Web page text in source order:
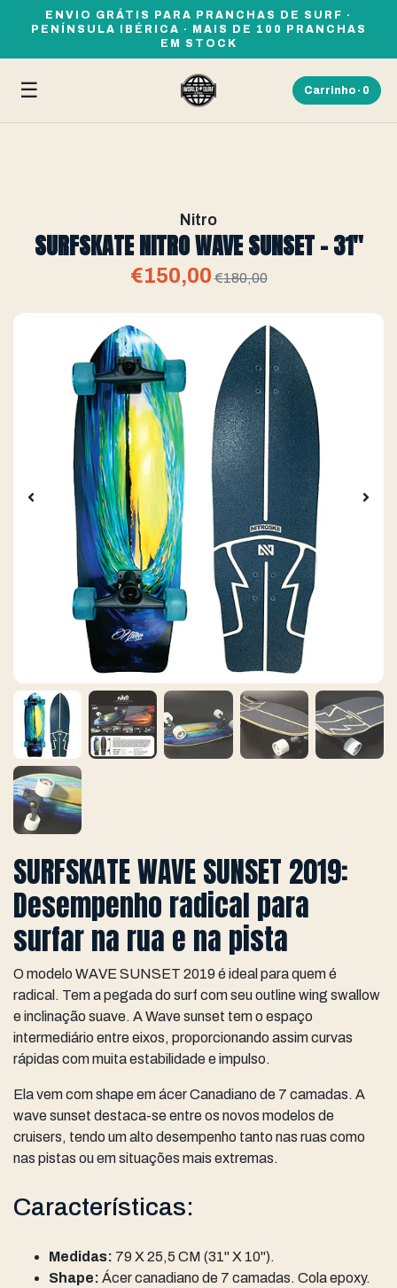
ENVIO GRÁTIS PARA PRANCHAS DE SURF ·
PENÍNSULA IBÉRICA · MAIS DE 100 PRANCHAS
EM STOCK
☰ Carrinho · 0
Nitro
SURFSKATE NITRO WAVE SUNSET - 31''
€150,00 €180,00
SURFSKATE WAVE SUNSET 2019:
Desempenho radical para
surfar na rua e na pista
O modelo WAVE SUNSET 2019 é ideal para quem é
radical. Tem a pegada do surf com seu outline wing swallow
e inclinação suave. A Wave sunset tem o espaço
intermediário entre eixos, proporcionando assim curvas
rápidas com muita estabilidade e impulso.
Ela vem com shape em ácer Canadiano de 7 camadas. A
wave sunset destaca-se entre os novos modelos de
cruisers, tendo um alto desempenho tanto nas ruas como
nas pistas ou em situações mais extremas.
Características:
Medidas: 79 X 25,5 CM (31" X 10").
Shape: Ácer canadiano de 7 camadas. Cola epoxy.